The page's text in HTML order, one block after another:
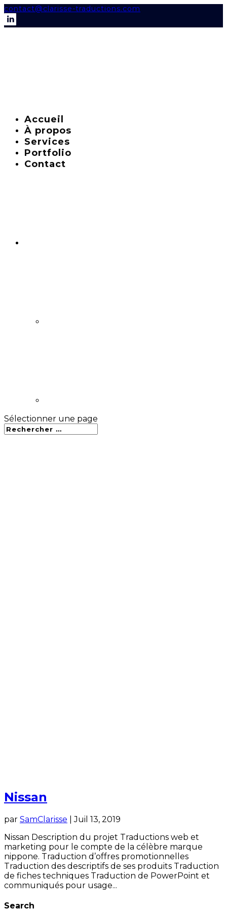
contact@clarisse-traductions.com
Accueil
À propos
Services
Portfolio
Contact
Sélectionner une page
Nissan
par SamClarisse |Juil 13, 2019
Nissan Description du projet Traductions web et
marketing pour le compte de la célèbre marque
nippone. Traduction d’offres promotionnelles
Traduction des descriptifs de ses produits Traduction
de fiches techniques Traduction de PowerPoint et
communiqués pour usage...
Search